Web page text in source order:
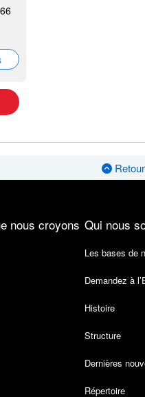
nous croyons Qui nous
Les bases de
Demandez à
Histoire
Structure
Dernières
Répertoire